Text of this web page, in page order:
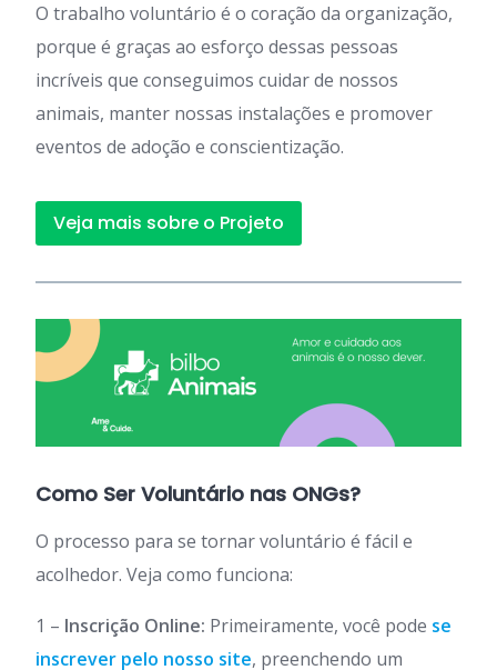
O trabalho voluntário é o coração da organização,
porque é graças ao esforço dessas pessoas
incríveis que conseguimos cuidar de nossos
animais, manter nossas instalações e promover
eventos de adoção e conscientização.
Veja mais sobre o Projeto
Como Ser Voluntário nas ONGs?
O processo para se tornar voluntário é fácil e
acolhedor. Veja como funciona:
1 – Inscrição Online: Primeiramente, você pode se
inscrever pelo nosso site, preenchendo um